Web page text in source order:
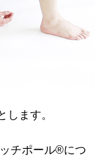
します。
チポール®につ